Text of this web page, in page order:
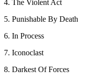
4. The Violent Act
5. Punishable By Death
6. In Process
7. Iconoclast
8. Darkest Of Forces